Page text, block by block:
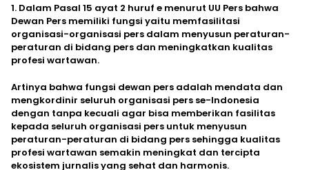
1. Dalam Pasal 15 ayat 2 huruf e menurut UU Pers bahwa
Dewan Pers memiliki fungsi yaitu memfasilitasi
organisasi-organisasi pers dalam menyusun peraturan-
peraturan di bidang pers dan meningkatkan kualitas
profesi wartawan.
Artinya bahwa fungsi dewan pers adalah mendata dan
mengkordinir seluruh organisasi pers se-Indonesia
dengan tanpa kecuali agar bisa memberikan fasilitas
kepada seluruh organisasi pers untuk menyusun
peraturan-peraturan di bidang pers sehingga kualitas
profesi wartawan semakin meningkat dan tercipta
ekosistem jurnalis yang sehat dan harmonis.